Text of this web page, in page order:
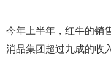
今年上半年，红牛的销
消品集团超过九成的收入